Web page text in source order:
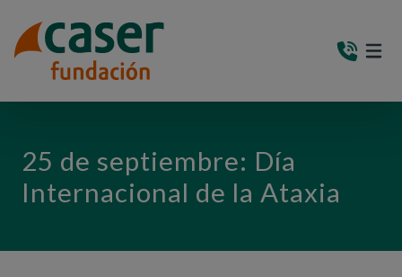
25 de septiembre: Día
Internacional de la Ataxia